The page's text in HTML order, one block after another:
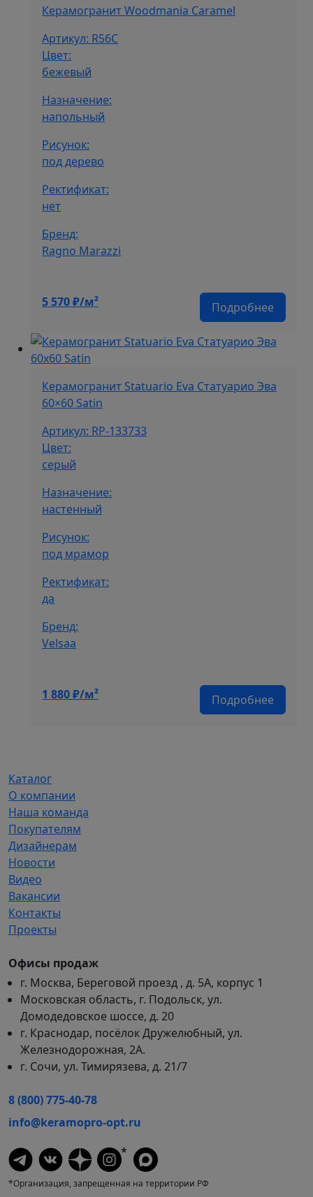
Керамогранит Woodmania Caramel
Артикул: R56C
Цвет:
бежевый
Назначение:
напольный
Рисунок:
под дерево
Ректификат:
нет
Бренд:
Ragno Marazzi
Подробнее
5 570₽/м²
Керамогранит Statuario Eva Статуарио Эва
60×60 Satin
Артикул: RP-133733
Цвет:
серый
Назначение:
настенный
Рисунок:
под мрамор
Ректификат:
да
Бренд:
Velsaa
Подробнее
1 880₽/м²
Каталог
О компании
Наша команда
Покупателям
Дизайнерам
Новости
Видео
Вакансии
Контакты
Проекты
Офисы продаж
г. Москва, Береговой проезд , д. 5А, корпус 1
Московская область, г. Подольск, ул.
Домодедовское шоссе, д. 20
г. Краснодар, посёлок Дружелюбный, ул.
Железнодорожная, 2А.
г. Сочи, ул. Тимирязева, д. 21/7
8 (800) 775-40-78
info@keramopro-opt.ru
*
*Организация, запрещенная на территории РФ